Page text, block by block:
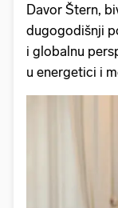
Davor Štern,
dugogodišnji
i globalnu
u energetici i